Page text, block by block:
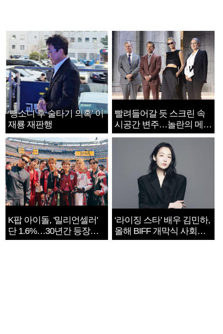
‘뺑소니 후 술타기 의혹’ 이
재룡 재판행
빨려들어갈 듯 스크린 속
시공간 변주…놀란의 메시
지는 ‘전쟁 속죄’
K팝 아이돌, '밀리언셀러'
단 1.6%…30년간 등장
1182개팀 전수조사
‘라이징 스타’ 배우 김민하,
올해 BIFF 개막식 사회자
확정